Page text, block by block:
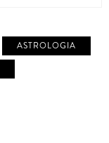
ASTROLOGIA